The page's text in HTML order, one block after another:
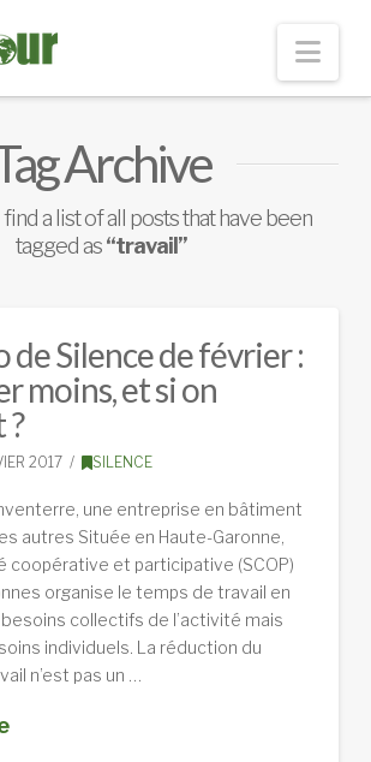
Archive
a list of all posts that have been
tagged as“travail”
de Silence de février :
moins, et si on
?
2017 SILENCE
une entreprise en bâtiment
autres Située en Haute-Garonne,
et participative (SCOP)
organise le temps de travail en
collectifs de l’activité mais
individuels. La réduction du
n’est pas un …